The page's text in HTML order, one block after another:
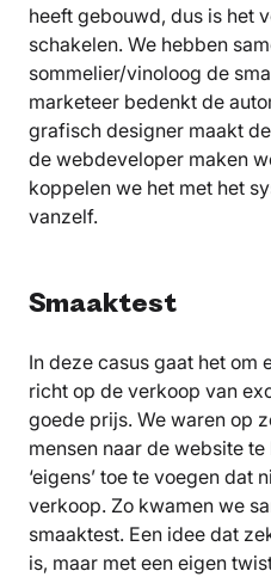
heeft gebouwd, dus is het
schakelen. We hebben
sommelier/vinoloog de
marketeer bedenkt de
grafisch designer maakt
de webdeveloper maken
koppelen we het met het
vanzelf.
Smaaktest
In deze casus gaat het om
richt op de verkoop van
goede prijs. We waren op
mensen naar de website
‘eigens’ toe te voegen dat
verkoop. Zo kwamen we
smaaktest. Een idee dat
is, maar met een eigen